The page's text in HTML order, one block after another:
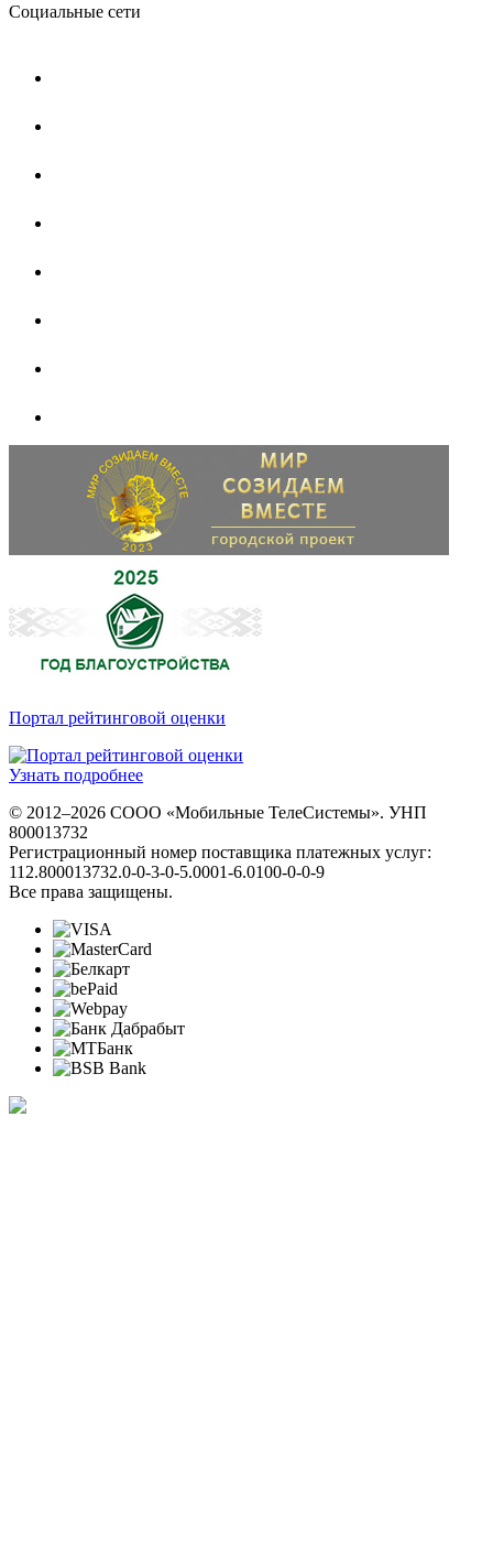
Социальные сети
Портал рейтинговой оценки
Узнать подробнее
© 2012–2026 СООО «Мобильные ТелеСистемы». УНП
800013732
Регистрационный номер поставщика платежных услуг:
112.800013732.0-0-3-0-5.0001-6.0100-0-0-9
Все права защищены.